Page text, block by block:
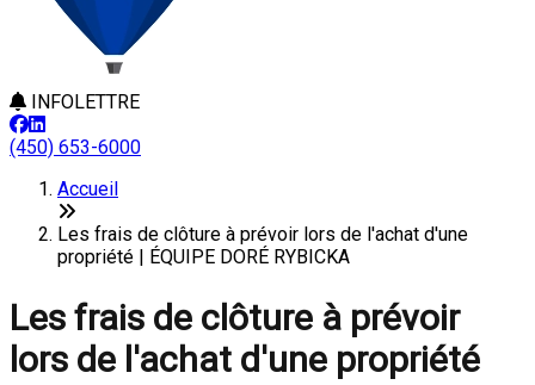
INFOLETTRE
(450) 653-6000
Accueil
Les frais de clôture à prévoir lors de l'achat d'une
propriété | ÉQUIPE DORÉ RYBICKA
Les frais de clôture à prévoir
lors de l'achat d'une propriété